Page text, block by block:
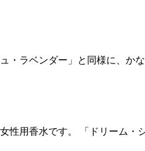
ラベンダー」と同様に、か
用香水です。 「ドリーム・